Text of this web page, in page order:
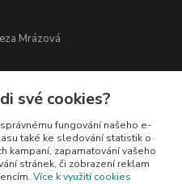
Mrázová
své cookies?
fungování našeho e-
také ke sledování statistik o
kampaní, zapamatování vašeho
stránek, či zobrazení reklam
Více k využití cookies